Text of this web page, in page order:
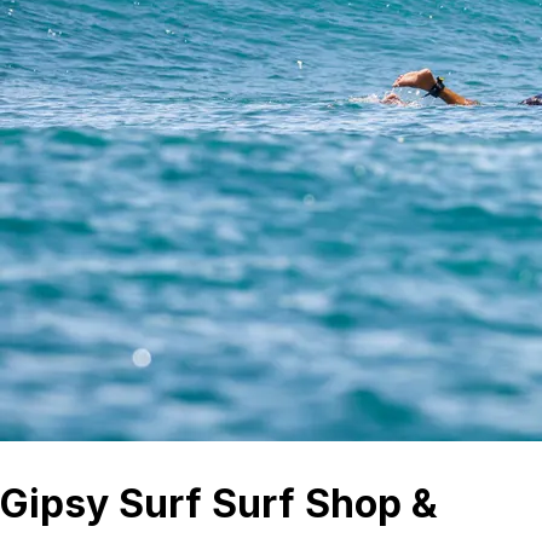
Gipsy Surf Surf Shop &